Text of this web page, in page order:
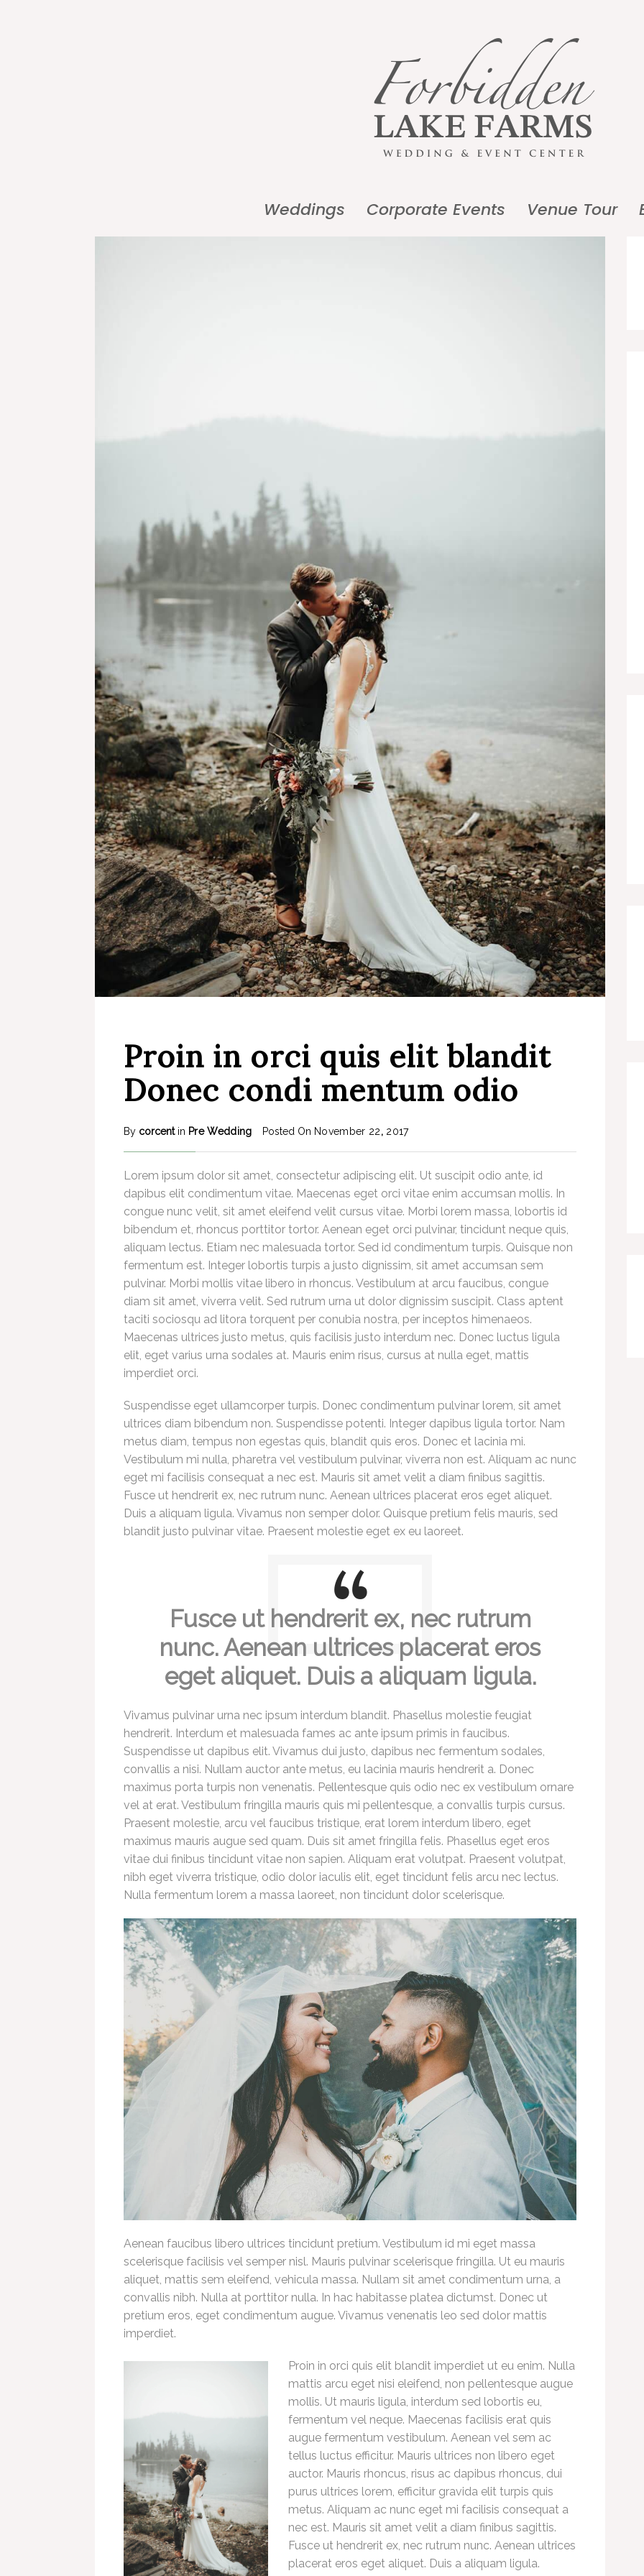
Weddings Corporate Events Venue Tour
Proin in orci quis elit blandit
Donec condi mentum odio
By corcent in Pre Wedding Posted On November 22, 2017
Lorem ipsum dolor sit amet, consectetur adipiscing elit. Ut suscipit odio ante, id
dapibus elit condimentum vitae. Maecenas eget orci vitae enim accumsan mollis. In
congue nunc velit, sit amet eleifend velit cursus vitae. Morbi lorem massa, lobortis id
bibendum et, rhoncus porttitor tortor. Aenean eget orci pulvinar, tincidunt neque quis,
aliquam lectus. Etiam nec malesuada tortor. Sed id condimentum turpis. Quisque non
fermentum est. Integer lobortis turpis a justo dignissim, sit amet accumsan sem
pulvinar. Morbi mollis vitae libero in rhoncus. Vestibulum at arcu faucibus, congue
diam sit amet, viverra velit. Sed rutrum urna ut dolor dignissim suscipit. Class aptent
taciti sociosqu ad litora torquent per conubia nostra, per inceptos himenaeos.
Maecenas ultrices justo metus, quis facilisis justo interdum nec. Donec luctus ligula
elit, eget varius urna sodales at. Mauris enim risus, cursus at nulla eget, mattis
imperdiet orci.
Suspendisse eget ullamcorper turpis. Donec condimentum pulvinar lorem, sit amet
ultrices diam bibendum non. Suspendisse potenti. Integer dapibus ligula tortor. Nam
metus diam, tempus non egestas quis, blandit quis eros. Donec et lacinia mi.
Vestibulum mi nulla, pharetra vel vestibulum pulvinar, viverra non est. Aliquam ac nunc
eget mi facilisis consequat a nec est. Mauris sit amet velit a diam finibus sagittis.
Fusce ut hendrerit ex, nec rutrum nunc. Aenean ultrices placerat eros eget aliquet.
Duis a aliquam ligula. Vivamus non semper dolor. Quisque pretium felis mauris, sed
blandit justo pulvinar vitae. Praesent molestie eget ex eu laoreet.
Fusce ut hendrerit ex, nec rutrum
nunc. Aenean ultrices placerat eros
eget aliquet. Duis a aliquam ligula.
Vivamus pulvinar urna nec ipsum interdum blandit. Phasellus molestie feugiat
hendrerit. Interdum et malesuada fames ac ante ipsum primis in faucibus.
Suspendisse ut dapibus elit. Vivamus dui justo, dapibus nec fermentum sodales,
convallis a nisi. Nullam auctor ante metus, eu lacinia mauris hendrerit a. Donec
maximus porta turpis non venenatis. Pellentesque quis odio nec ex vestibulum ornare
vel at erat. Vestibulum fringilla mauris quis mi pellentesque, a convallis turpis cursus.
Praesent molestie, arcu vel faucibus tristique, erat lorem interdum libero, eget
maximus mauris augue sed quam. Duis sit amet fringilla felis. Phasellus eget eros
vitae dui finibus tincidunt vitae non sapien. Aliquam erat volutpat. Praesent volutpat,
nibh eget viverra tristique, odio dolor iaculis elit, eget tincidunt felis arcu nec lectus.
Nulla fermentum lorem a massa laoreet, non tincidunt dolor scelerisque.
Aenean faucibus libero ultrices tincidunt pretium. Vestibulum id mi eget massa
scelerisque facilisis vel semper nisl. Mauris pulvinar scelerisque fringilla. Ut eu mauris
aliquet, mattis sem eleifend, vehicula massa. Nullam sit amet condimentum urna, a
convallis nibh. Nulla at porttitor nulla. In hac habitasse platea dictumst. Donec ut
pretium eros, eget condimentum augue. Vivamus venenatis leo sed dolor mattis
imperdiet.
Proin in orci quis elit blandit imperdiet ut eu enim. Nulla
mattis arcu eget nisi eleifend, non pellentesque augue
mollis. Ut mauris ligula, interdum sed lobortis eu,
fermentum vel neque. Maecenas facilisis erat quis
augue fermentum vestibulum. Aenean vel sem ac
tellus luctus efficitur. Mauris ultrices non libero eget
auctor. Mauris rhoncus, risus ac dapibus rhoncus, dui
purus ultrices lorem, efficitur gravida elit turpis quis
metus. Aliquam ac nunc eget mi facilisis consequat a
nec est. Mauris sit amet velit a diam finibus sagittis.
Fusce ut hendrerit ex, nec rutrum nunc. Aenean ultrices
placerat eros eget aliquet. Duis a aliquam ligula.